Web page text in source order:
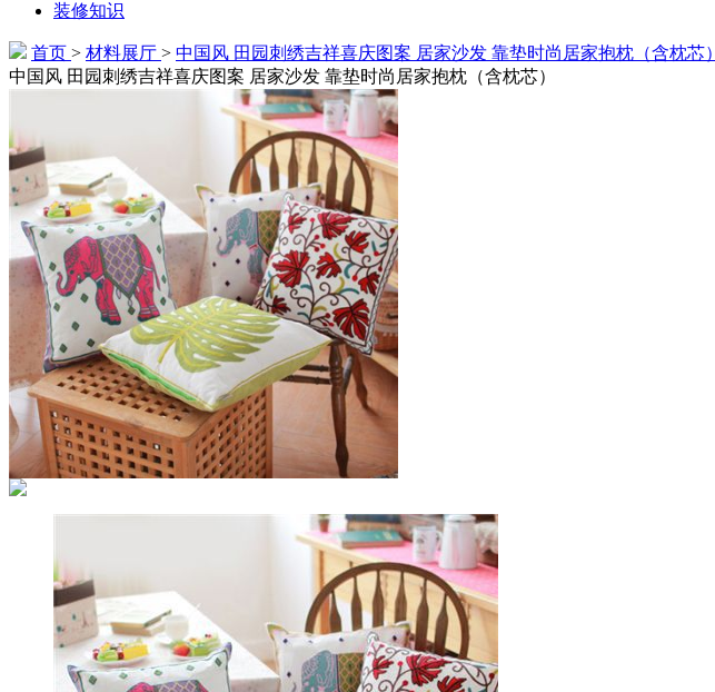
装修知识
首页 > 材料展厅 > 中国风 田园刺绣吉祥喜庆图案 居家沙发 靠垫时尚居家抱枕（含枕芯）
中国风 田园刺绣吉祥喜庆图案 居家沙发 靠垫时尚居家抱枕（含枕芯）